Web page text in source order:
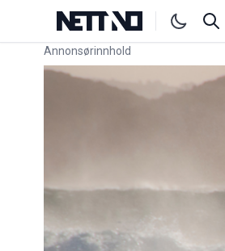
Annonsørinnhold
Link for annonse